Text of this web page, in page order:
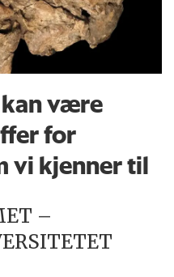
være
for
vi kjenner til
–